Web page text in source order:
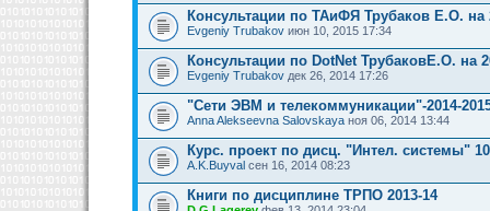
Консультации по ТАиФЯ Трубаков Е.О. на
Evgeniy Trubakov июн 10, 2015 17:34
Консультации по DotNet ТрубаковЕ.О. на
Evgeniy Trubakov дек 26, 2014 17:26
"Сети ЭВМ и телекоммуникации"-2014-
Anna Alekseevna Salovskaya ноя 06, 2014 13:44
Курс. проект по дисц. "Интел. системы"
A.K.Buyval сен 16, 2014 08:23
Книги по дисциплине ТРПО 2013-14